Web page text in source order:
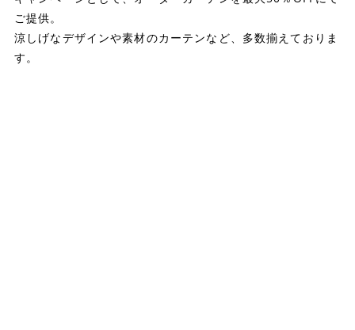
ご提供。
涼しげなデザインや素材のカーテンなど、多数揃えておりま
す。